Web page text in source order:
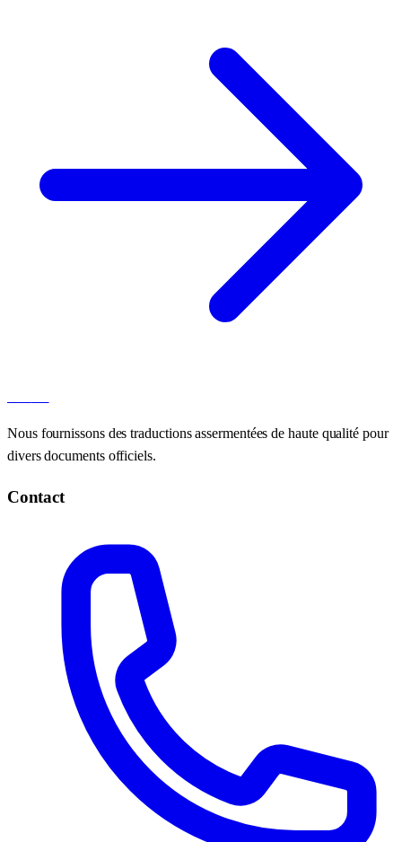
Nous fournissons des traductions assermentées de haute qualité pour
divers documents officiels.
Contact